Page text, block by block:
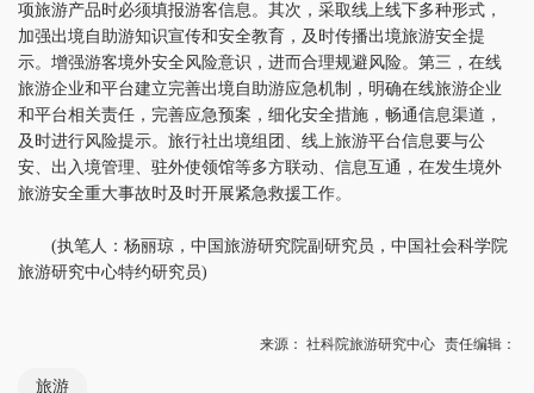
项旅游产品时必须填报游客信息。其次，采取线上线下多种形式，
加强出境自助游知识宣传和安全教育，及时传播出境旅游安全提
示。增强游客境外安全风险意识，进而合理规避风险。第三，在线
旅游企业和平台建立完善出境自助游应急机制，明确在线旅游企业
和平台相关责任，完善应急预案，细化安全措施，畅通信息渠道，
及时进行风险提示。旅行社出境组团、线上旅游平台信息要与公
安、出入境管理、驻外使领馆等多方联动、信息互通，在发生境外
旅游安全重大事故时及时开展紧急救援工作。
(执笔人：杨丽琼，中国旅游研究院副研究员，中国社会科学院
旅游研究中心特约研究员)
来源： 社科院旅游研究中心 责任编辑：
旅游